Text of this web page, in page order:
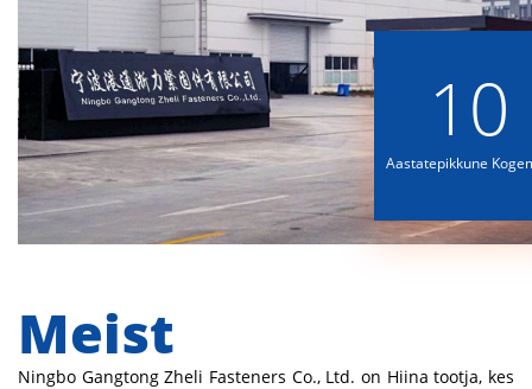
10
Aastatepikkune
Meist
Ningbo Gangtong Zheli Fasteners Co., Ltd. on Hiina tootja, kes